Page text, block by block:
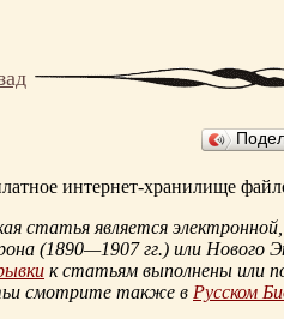
интернет-хранилище
статья является
(1890—1907 гг.) или Нового
к статьям выполнены или
смотрите также в Русском